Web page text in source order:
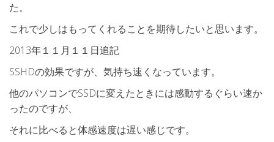
た。
これで少しはもってくれることを期待したいと思います。
2013年１１月１１日追記
SSHDの効果ですが、気持ち速くなっています。
他のパソコンでSSDに変えたときには感動するぐらい速か
ったのですが、
それに比べると体感速度は遅い感じです。